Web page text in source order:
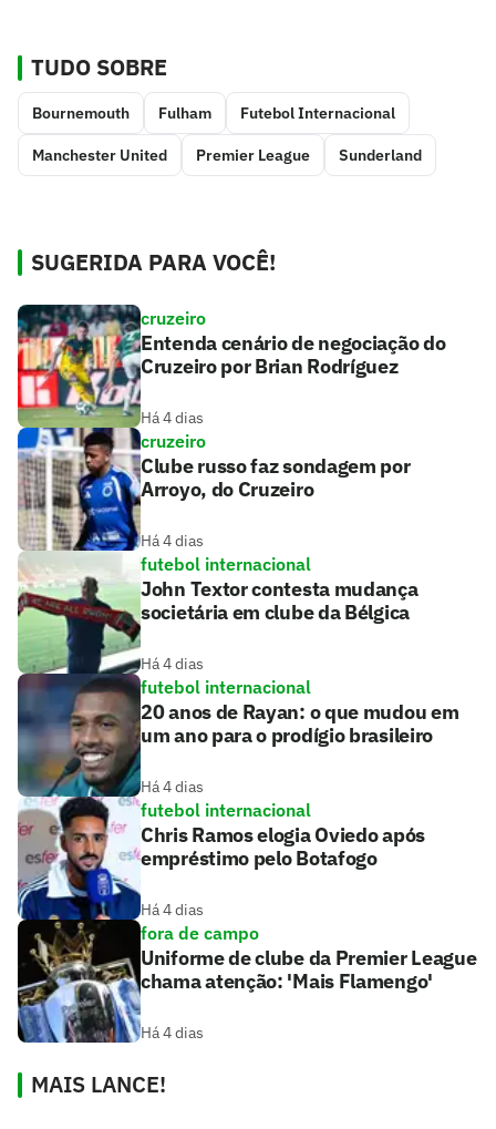
TUDO SOBRE
Bournemouth Fulham Futebol Internacional
Manchester United Premier League Sunderland
SUGERIDA PARA VOCÊ!
cruzeiro
Entenda cenário de negociação do
Cruzeiro por Brian Rodríguez
Há 4 dias
cruzeiro
Clube russo faz sondagem por
Arroyo, do Cruzeiro
Há 4 dias
futebol internacional
John Textor contesta mudança
societária em clube da Bélgica
Há 4 dias
futebol internacional
20 anos de Rayan: o que mudou em
um ano para o prodígio brasileiro
Há 4 dias
futebol internacional
Chris Ramos elogia Oviedo após
empréstimo pelo Botafogo
Há 4 dias
fora de campo
Uniforme de clube da Premier League
chama atenção: 'Mais Flamengo'
Há 4 dias
MAIS LANCE!